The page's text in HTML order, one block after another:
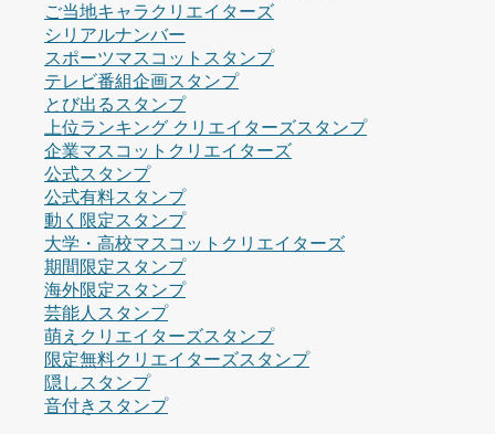
ご当地キャラクリエイターズ
シリアルナンバー
スポーツマスコットスタンプ
テレビ番組企画スタンプ
とび出るスタンプ
上位ランキング クリエイターズスタンプ
企業マスコットクリエイターズ
公式スタンプ
公式有料スタンプ
動く限定スタンプ
大学・高校マスコットクリエイターズ
期間限定スタンプ
海外限定スタンプ
芸能人スタンプ
萌えクリエイターズスタンプ
限定無料クリエイターズスタンプ
隠しスタンプ
音付きスタンプ